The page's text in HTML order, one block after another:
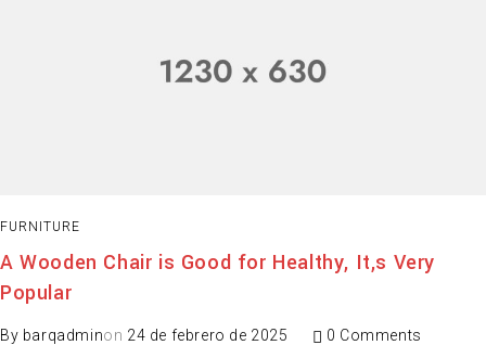
FURNITURE
A Wooden Chair is Good for Healthy, It,s Very
Popular
By barqadminon 24 de febrero de 2025 0 Comments